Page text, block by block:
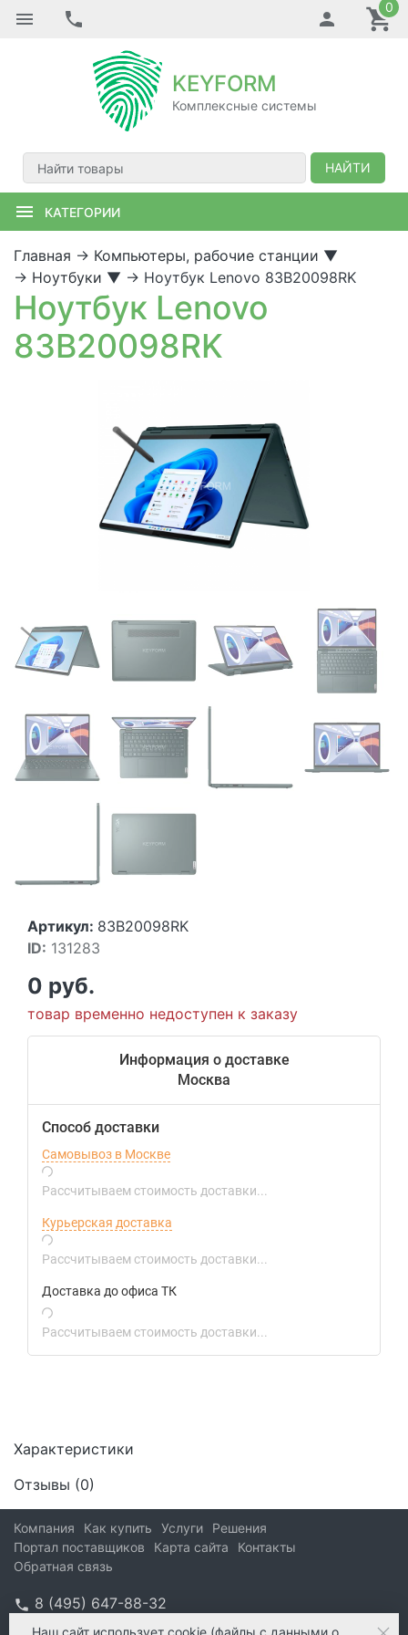
0
KEYFORM
Комплексные системы
НАЙТИ
КАТЕГОРИИ
Главная → Компьютеры, рабочие станции ▼
→ Ноутбуки ▼ → Ноутбук Lenovo 83B20098RK
Ноутбук Lenovo
83B20098RK
Артикул: 83B20098RK
ID: 131283
0 руб.
товар временно недоступен к заказу
Информация о доставке
Москва
Способ доставки
Самовывоз в Москве
Рассчитываем стоимость доставки...
Курьерская доставка
Рассчитываем стоимость доставки...
Доставка до офиса ТК
Рассчитываем стоимость доставки...
Характеристики
Отзывы (0)
Компания Как купить Услуги
Решения
Портал поставщиков
Карта сайта
Контакты
Обратная связь
8 (495) 647-88-32
info@kform.ru
Наш сайт использует cookie (файлы с данными о